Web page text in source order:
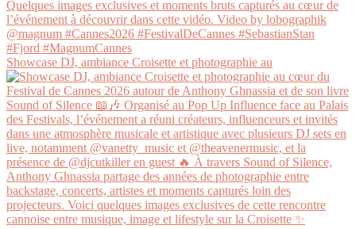
Showcase DJ, ambiance Croisette et photographie au